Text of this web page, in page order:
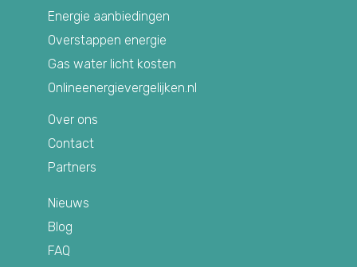
Energie aanbiedingen
Overstappen energie
Gas water licht kosten
Onlineenergievergelijken.nl
Over ons
Contact
Partners
Nieuws
Blog
FAQ